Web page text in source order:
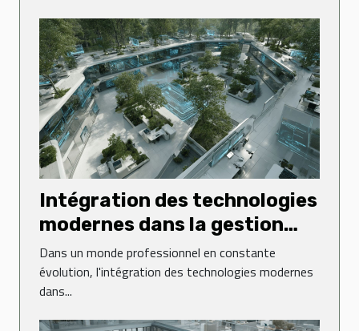
Intégration des technologies
modernes dans la gestion
des ressources humaines
Dans un monde professionnel en constante
évolution, l'intégration des technologies modernes
dans...